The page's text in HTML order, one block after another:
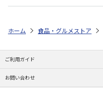
ホーム 食品・グルメストア
ご利用ガイド
お問い合わせ